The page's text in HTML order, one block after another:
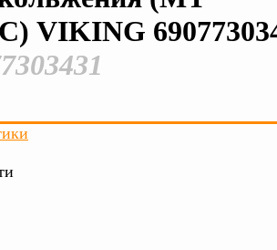
VIKING